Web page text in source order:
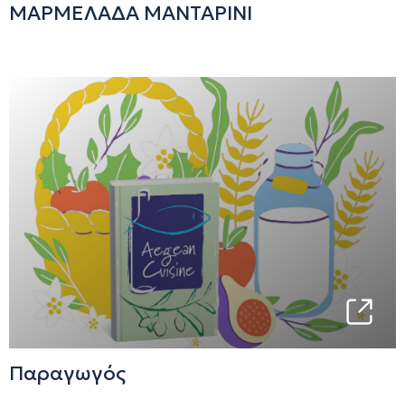
ΜΑΡΜΕΛΑΔΑ ΜΑΝΤΑΡΙΝΙ
Παραγωγός